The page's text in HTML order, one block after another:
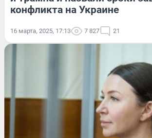
конфликта на Украине
16 марта, 2025, 17:13 7 827 21